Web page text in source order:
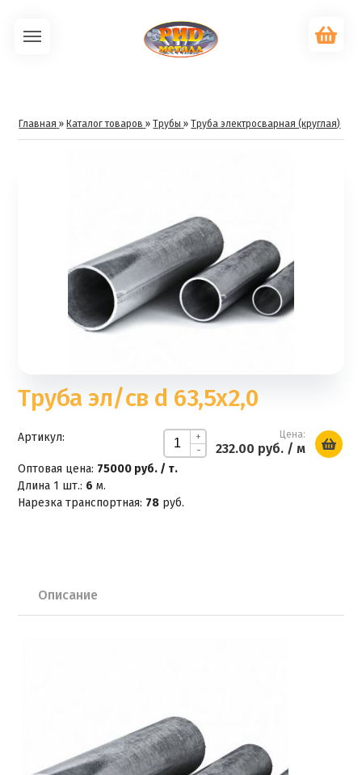
Главная » Каталог товаров »Трубы »Труба электросварная (круглая)
Труба эл/св d 63,5х2,0
+
-
Цена:
232.00 руб./ м
Артикул:
Оптовая цена: 75000 руб. / т.
Длина 1 шт.: 6 м.
Нарезка транспортная: 78 руб.
Описание